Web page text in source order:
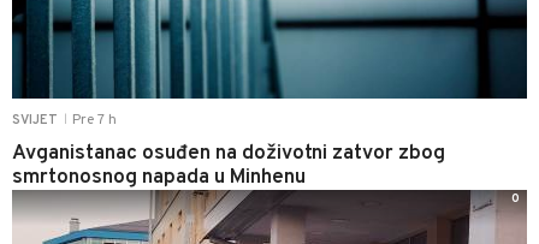
SVIJET Pre 7 h
Avganistanac osuđen na doživotni zatvor zbog
smrtonosnog napada u Minhenu
0